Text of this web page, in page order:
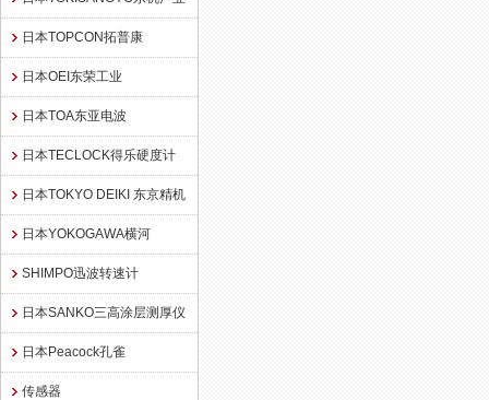
日本TOPCON拓普康
日本OEI东荣工业
日本TOA东亚电波
日本TECLOCK得乐硬度计
日本TOKYO DEIKI 东京精机
日本YOKOGAWA横河
SHIMPO迅波转速计
日本SANKO三高涂层测厚仪
日本Peacock孔雀
传感器